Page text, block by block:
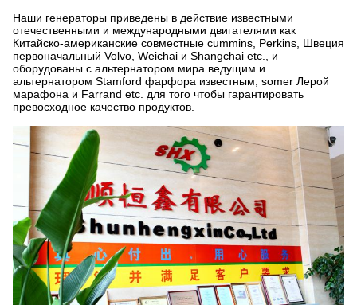
Наши генераторы приведены в действие известными
отечественными и международными двигателями как
Китайско-американские совместные cummins, Perkins, Швеция
первоначальный Volvo, Weichai и Shangchai etc., и
оборудованы с альтернатором мира ведущим и
альтернатором Stamford фарфора известным, somer Лерой
марафона и Farrand etc. для того чтобы гарантировать
превосходное качество продуктов.